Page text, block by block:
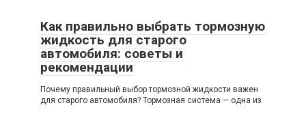
Как правильно выбрать тормозную
жидкость для старого
автомобиля: советы и
рекомендации
Почему правильный выбор тормозной жидкости важен
для старого автомобиля? Тормозная система — одна из